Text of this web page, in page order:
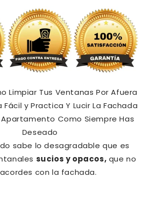
Limpiar Tus Ventanas Por Afuera
Fácil y Practica Y Lucir La Fachada
Como Siempre Has
Deseado
sabe lo desagradable que es
sucios y opacos, que no
con la fachada.